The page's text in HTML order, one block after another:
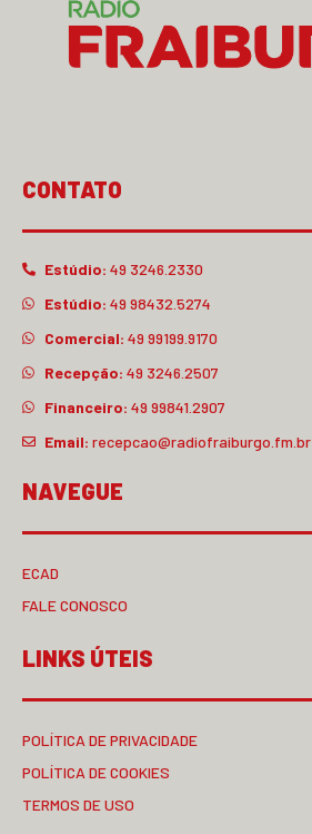
CONTATO
Estúdio: 49 3246.2330
Estúdio: 49 98432.5274
Comercial: 49 99199.9170
Recepção: 49 3246.2507
Financeiro: 49 99841.2907
Email: recepcao@radiofraiburgo.fm.br
NAVEGUE
ECAD
FALE CONOSCO
LINKS ÚTEIS
POLÍTICA DE PRIVACIDADE
POLÍTICA DE COOKIES
TERMOS DE USO